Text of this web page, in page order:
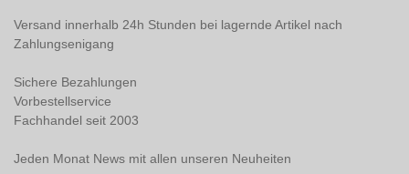
Versand innerhalb 24h Stunden bei lagernde Artikel nach
Zahlungsenigang
Sichere Bezahlungen
Vorbestellservice
Fachhandel seit 2003
Jeden Monat News mit allen unseren Neuheiten